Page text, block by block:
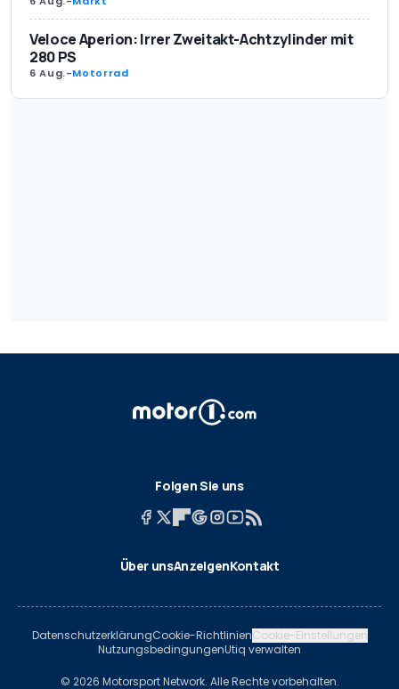
Veloce Aperion: Irrer Zweitakt-Achtzylinder mit
280 PS
6 Aug.-Motorrad
Folgen Sie uns
Über unsAnzeigenKontakt
DatenschutzerklärungCookie-RichtlinienCookie-Einstellungen
NutzungsbedingungenUtiq verwalten
© 2026 Motorsport Network. Alle Rechte vorbehalten.